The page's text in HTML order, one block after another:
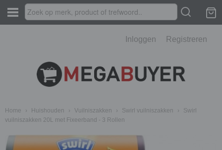
Inloggen Registreren
Home › Huishouden › Vuilniszakken › Swirl vuilniszakken ›
Swirl
vuilniszakken 20L met Fixeerband - 3 Rollen